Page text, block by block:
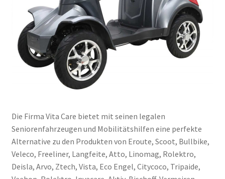
Die Firma Vita Care bietet mit seinen legalen
Seniorenfahrzeugen und Mobilitätshilfen eine perfekte
Alternative zu den Produkten von Eroute, Scoot, Bullbike,
Veleco, Freeliner, Langfeite, Atto, Linomag, Rolektro,
Deisla, Arvo, Ztech, Vista, Eco Engel, Citycoco, Tripaide,